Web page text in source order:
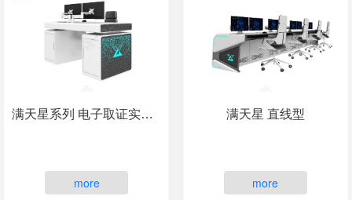
满天星系列 电子取证实验室
more
满天星 直线型
more